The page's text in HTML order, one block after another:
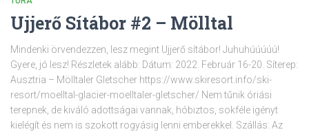
Ujjerő Sítábor #2 – Mölltal
Mindenki örvendezzen, lesz megint Ujjerő sítábor! Juhuhúúúúú!
Gyere, jó lesz! Részletek alább: Dátum: 2022. Február 16-20. Síterep:
Ausztria – Mölltaler Gletscher https://www.skiresort.info/ski-
resort/moelltal-glacier-moelltaler-gletscher/ Nem tűnik óriási
terepnek, de kiváló adottságai vannak, hóbiztos, sokféle igényt
kielégít és nem is szokott rogyásig lenni emberekkel. Szállás: Az